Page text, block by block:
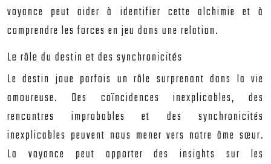
voyance peut aider à identifier cette alchimie et à
comprendre les forces en jeu dans une relation.
Le rôle du destin et des synchronicités
Le destin joue parfois un rôle surprenant dans la vie
amoureuse. Des coïncidences inexplicables, des
rencontres improbables et des synchronicités
inexplicables peuvent nous mener vers notre âme sœur.
La voyance peut apporter des insights sur les